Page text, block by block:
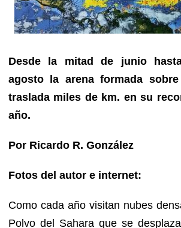
Desde la mitad de junio
agosto la arena formada
traslada miles de km. en su
año.
Por Ricardo R. González
Fotos del autor e internet:
Como cada año visitan nubes
Polvo del Sahara que se